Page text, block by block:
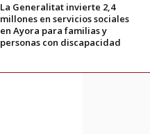
La Generalitat invierte 2,4
millones en servicios sociales
en Ayora para familias y
personas con discapacidad